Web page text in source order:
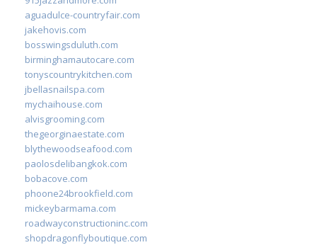
aguadulce-countryfair.com
jakehovis.com
bosswingsduluth.com
birminghamautocare.com
tonyscountrykitchen.com
jbellasnailspa.com
mychaihouse.com
alvisgrooming.com
thegeorginaestate.com
blythewoodseafood.com
paolosdelibangkok.com
bobacove.com
phoone24brookfield.com
mickeybarmama.com
roadwayconstructioninc.com
shopdragonflyboutique.com